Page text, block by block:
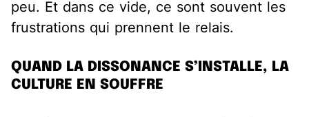
peu. Et dans ce vide, ce sont souvent les
frustrations qui prennent le relais.
QUAND LA DISSONANCE S’INSTALLE, LA
CULTURE EN SOUFFRE